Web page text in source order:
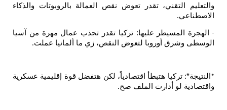
تقدر تعوض نقص العمالة بالروبوتات والذكاء
عليها: تركيا تقدر تجذب عمال مهرة من آسيا
أوروبا لتعوض النقص، زي ما ألمانيا عملت.
هتبطأ اقتصادياً، لكن هتفضل قوة إقليمية عسكرية
أدارت الملف صح .